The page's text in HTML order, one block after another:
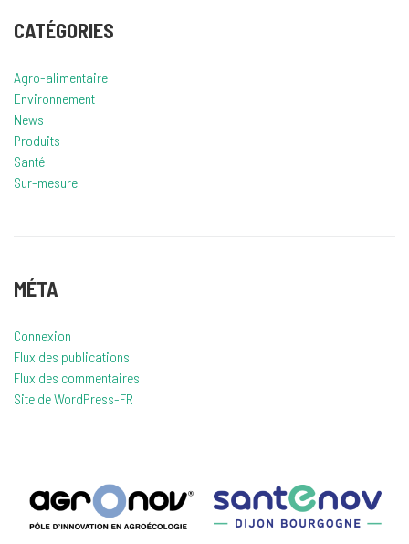
CATÉGORIES
Agro-alimentaire
Environnement
News
Produits
Santé
Sur-mesure
MÉTA
Connexion
Flux des publications
Flux des commentaires
Site de WordPress-FR